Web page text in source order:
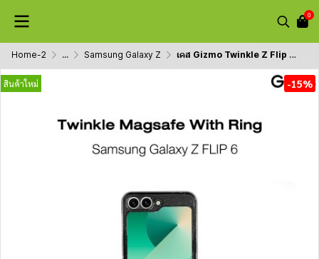
0
Home-2 ... Samsung Galaxy Z เคส Gizmo Twinkle Z Flip 6 กลิตเตอร์ ห่วง MagSafe
สินค้าใหม่ -15%